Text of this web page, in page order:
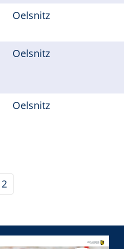
Oelsnitz
Oelsnitz
Oelsnitz
2